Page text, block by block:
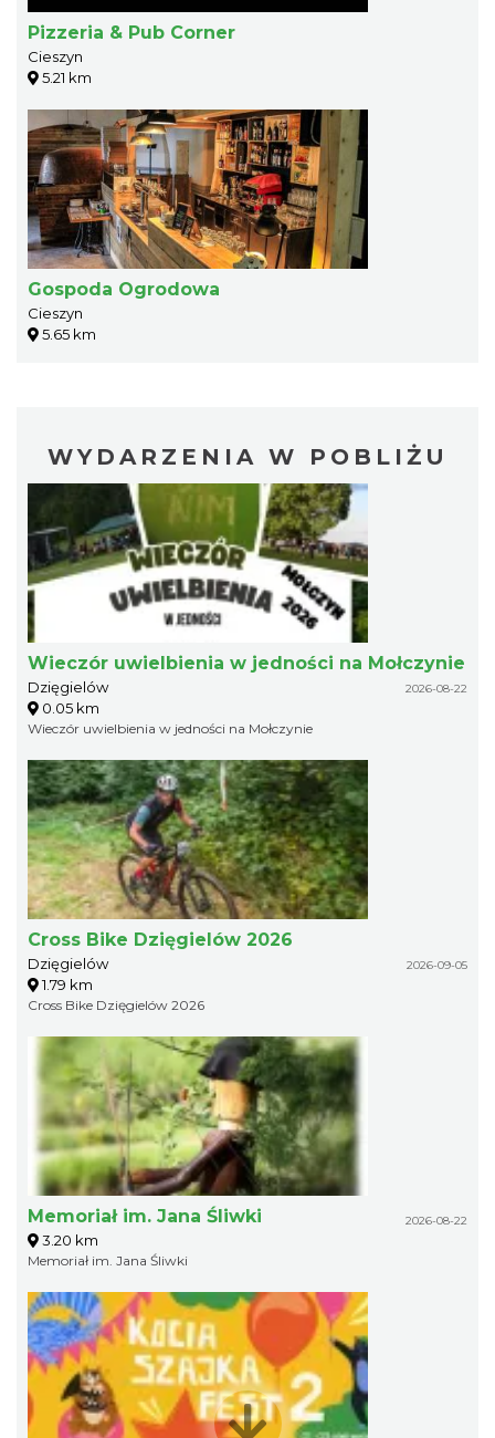
Pizzeria & Pub Corner
Cieszyn
5.21 km
Gospoda Ogrodowa
Cieszyn
5.65 km
WYDARZENIA W POBLIŻU
Wieczór uwielbienia w jedności na Mołczynie
Dzięgielów 2026-08-22
0.05 km
Wieczór uwielbienia w jedności na Mołczynie
Cross Bike Dzięgielów 2026
Dzięgielów 2026-09-05
1.79 km
Cross Bike Dzięgielów 2026
Memoriał im. Jana Śliwki 2026-08-22
3.20 km
Memoriał im. Jana Śliwki